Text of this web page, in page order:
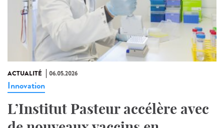
ACTUALITÉ 06.05.2026
Innovation
L’Institut Pasteur accélère avec